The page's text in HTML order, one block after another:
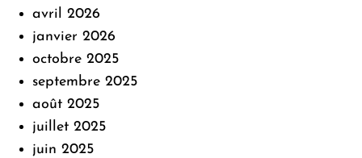
avril 2026
janvier 2026
octobre 2025
septembre 2025
août 2025
juillet 2025
juin 2025